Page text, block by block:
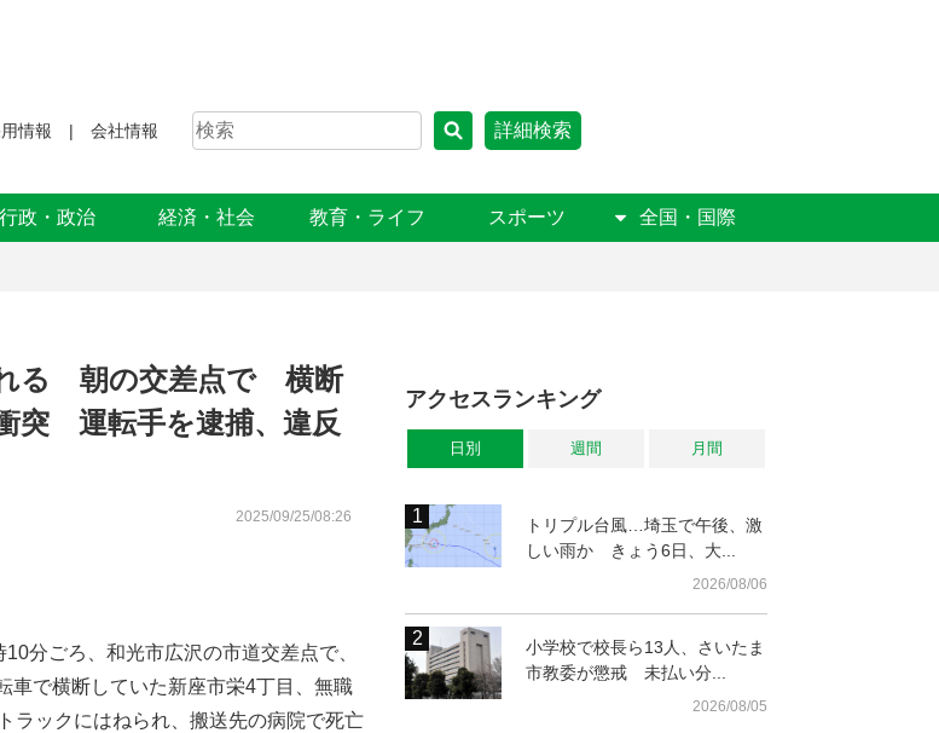
情報 会社情報 詳細検索
行政・政治 経済・社会 教育・ライフ スポーツ 全国・国際
る 朝の交差点で 横断
突 運転手を逮捕、違反
2025/09/25/08:26
分ごろ、和光市広沢の市道交差点で、
車で横断していた新座市栄4丁目、無職
ラックにはねられ、搬送先の病院で死亡
アクセスランキング
日別 週間 月間
トリプル台風…埼玉で午後、激
しい雨か きょう6日、大...
2026/08/06
小学校で校長ら13人、さいたま
市教委が懲戒 未払い分...
2026/08/05